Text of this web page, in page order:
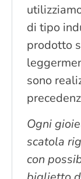
di tipo
prodotto
sono
Ogni
scatola
con